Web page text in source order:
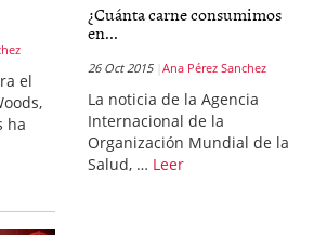
el
ha
¿Cuánta carne consumimos
en...
26 Oct 2015 Ana Pérez Sanchez
La noticia de la Agencia
Internacional de la
Organización Mundial de la
Salud, … Leer